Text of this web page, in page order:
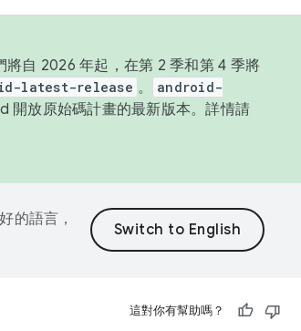
自 2026 年起，在第 2 季和第 4 季將
latest-release 。
android-
開放原始碼計畫的最新版本。詳情請
的語言，
這對你有幫助嗎？